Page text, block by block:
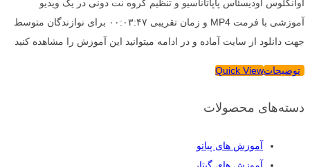
اوانگلوس اودیسئاس پاپاتاناسیو و تنظیم گروه نت دونی در یک ویدیو
آموزشی با فرمت MP4 و زمان تقریبی ۰۰:۰۳:۴۷ برای نوازندگان متوسط
جهت دانلود از سایت آماده و در ادامه میتوانید این آموزش را مشاهده کنید
توضیحاتQuick View
دسته‌های محصولات
آموزش های پیانو